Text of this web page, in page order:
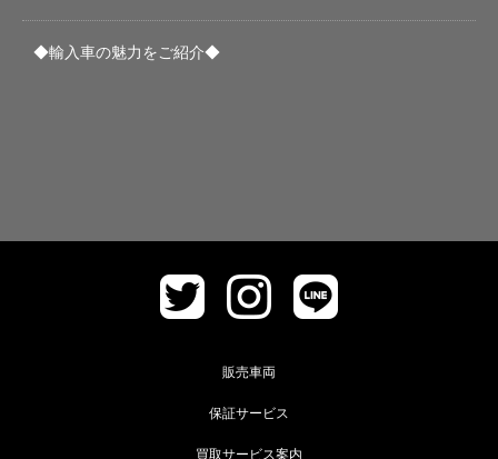
◆輸入車の魅力をご紹介◆
販売車両
保証サービス
買取サービス案内